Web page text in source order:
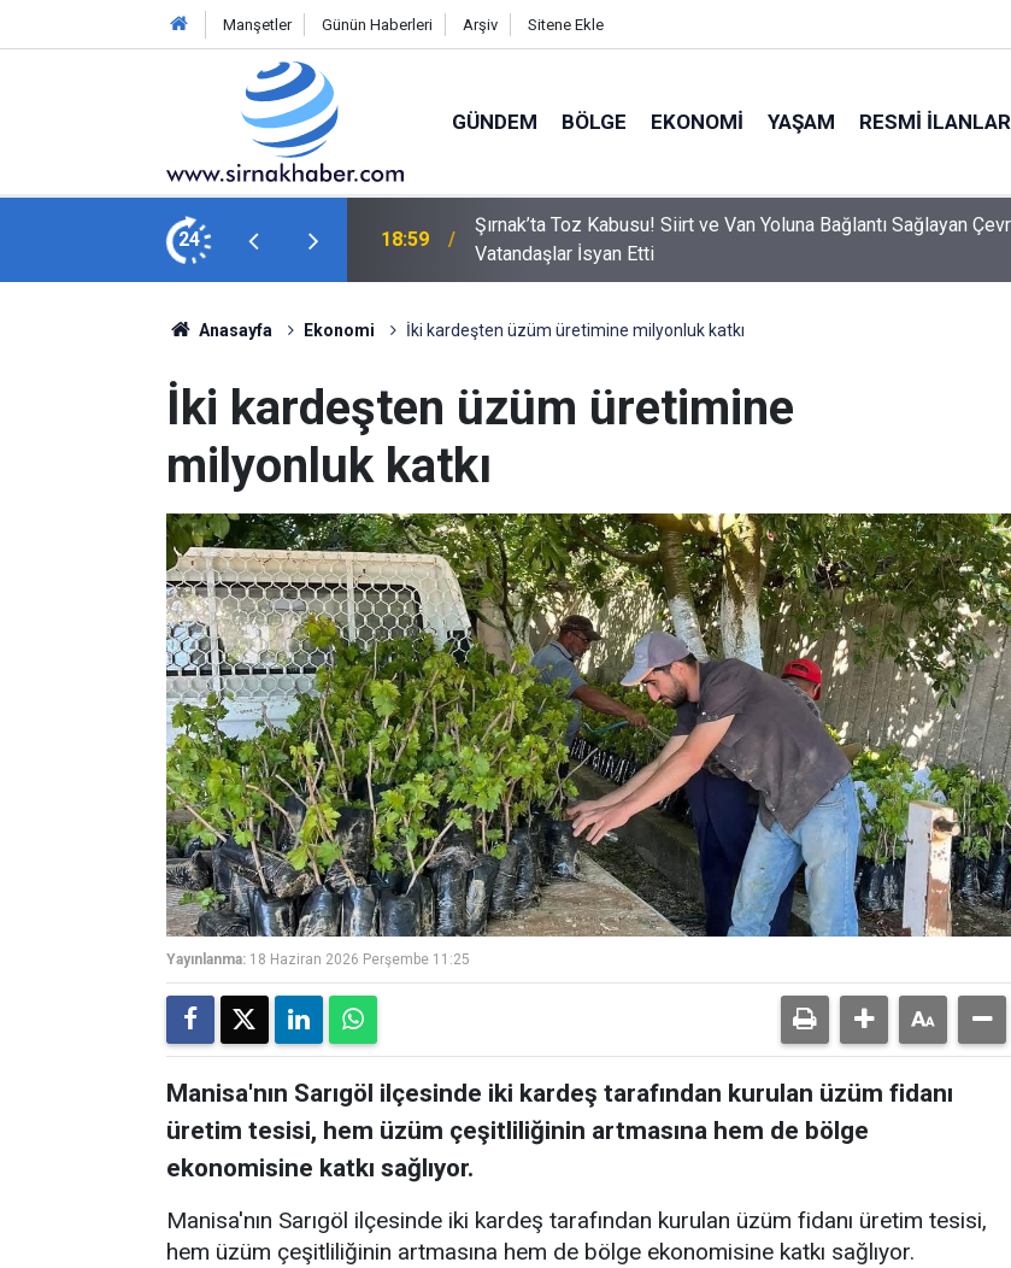
Manşetler Günün Haberleri Arşiv Sitene Ekle
GÜNDEM BÖLGE EKONOMI YAŞAM RESMI İLANLAR
24
Yoluna Bağlantı Sağlayan Çevre Yolunda
18:20 Şırnak'ta yerel basına can suyu: 9 aylık istihdam desteği başlıyor
Anasayfa Ekonomi İki kardeşten üzüm üretimine milyonluk katkı
İki kardeşten üzüm üretimine
milyonluk katkı
Yayınlanma: 18 Haziran 2026 Perşembe 11:25
Manisa'nın Sarıgöl ilçesinde iki kardeş tarafından kurulan üzüm fidanı
üretim tesisi, hem üzüm çeşitliliğinin artmasına hem de bölge
ekonomisine katkı sağlıyor.
Manisa'nın Sarıgöl ilçesinde iki kardeş tarafından kurulan üzüm fidanı üretim tesisi,
hem üzüm çeşitliliğinin artmasına hem de bölge ekonomisine katkı sağlıyor.